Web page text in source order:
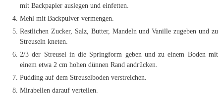
mit Backpapier auslegen und einfetten.
Mehl mit Backpulver vermengen.
Restlichen Zucker, Salz, Butter, Mandeln und Vanille zugeben und zu
Streuseln kneten.
2/3 der Streusel in die Springform geben und zu einem Boden mit
einem etwa 2 cm hohen dünnen Rand andrücken.
Pudding auf dem Streuselboden verstreichen.
Mirabellen darauf verteilen.